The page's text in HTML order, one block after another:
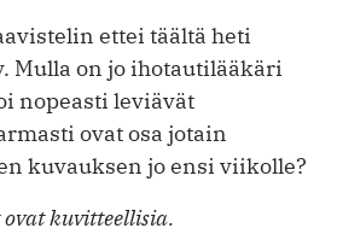
ettei täältä heti
Mulla on jo ihotautilääkäri
nopeasti leviävät
ovat osa jotain
kuvauksen jo ensi viikolle?
kuvitteellisia.